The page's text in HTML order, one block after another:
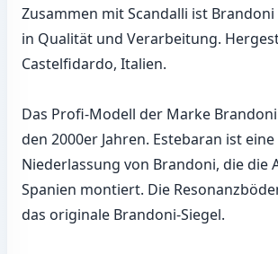
Zusammen mit Scandalli ist
in Qualität und Verarbeitung.
Castelfidardo, Italien.
Das Profi-Modell der Marke
den 2000er Jahren. Estebaran ist
Niederlassung von Brandoni, die die
Spanien montiert. Die
das originale Brandoni-Siegel.